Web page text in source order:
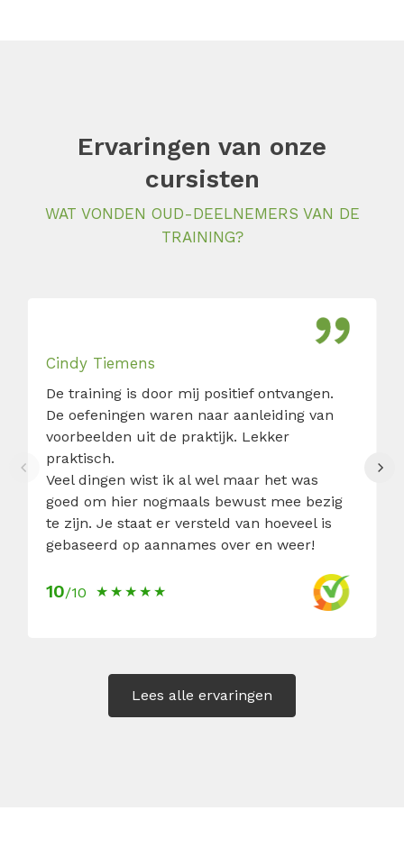
Ervaringen van onze
cursisten
WAT VONDEN OUD-DEELNEMERS VAN DE
TRAINING?
Cindy Tiemens
De training is door mij positief ontvangen.
De oefeningen waren naar aanleiding van
voorbeelden uit de praktijk. Lekker
praktisch.
Veel dingen wist ik al wel maar het was
goed om hier nogmaals bewust mee bezig
te zijn. Je staat er versteld van hoeveel is
gebaseerd op aannames over en weer!
10/10
Lees alle ervaringen